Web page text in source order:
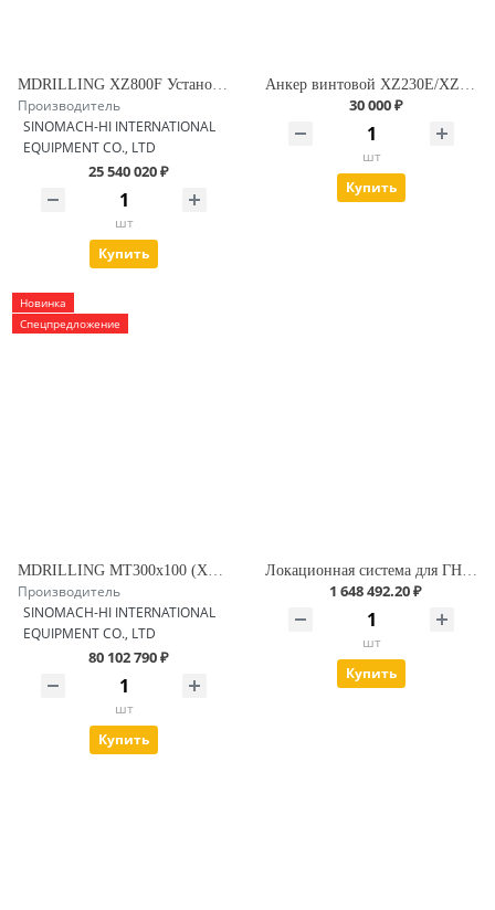
Производитель
SINOMACH-HI INTERNATIONAL
EQUIPMENT CO., LTD
25 540 020 ₽
шт
Купить
30 000 ₽
шт
Купить
Новинка
Спецпредложение
MDRILLING MT300x100 (XZ3000F) Установка ГНБ
Производитель
SINOMACH-HI INTERNATIONAL
EQUIPMENT CO., LTD
80 102 790 ₽
шт
Купить
Локационная система для ГНБ. Underground Magnetics Mag X Pro
1 648 492.20 ₽
шт
Купить